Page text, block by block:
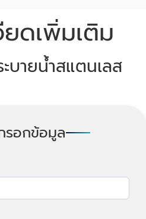
ยดเพิ่มเติม
บายน้ำสแตนเลส
อกข้อมูล